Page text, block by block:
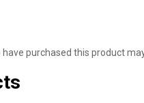
purchased this product